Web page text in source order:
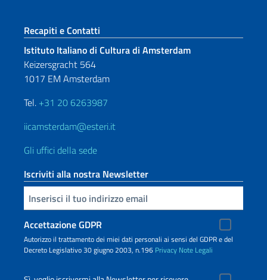
Sezione footer
Recapiti e Contatti
Istituto Italiano di Cultura di Amsterdam
Keizersgracht 564
1017 EM Amsterdam
Tel. +31 20 6263987
iicamsterdam@esteri.it
Gli uffici della sede
Iscriviti alla nostra Newsletter
Inserisci la tua email
Accettazione GDPR
Autorizzo il trattamento dei miei dati personali ai sensi del GDPR e del
Decreto Legislativo 30 giugno 2003, n.196 Privacy Note Legali